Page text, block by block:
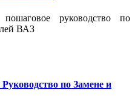
руководство по
ВАЗ
по Замене и